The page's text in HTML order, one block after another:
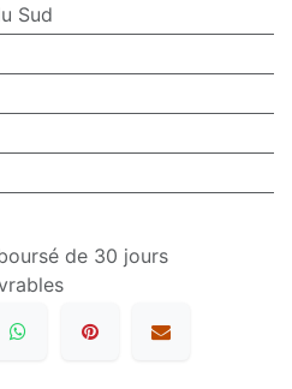
Sud
de 30 jours